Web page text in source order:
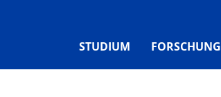
STUDIUM FORSCHUNG